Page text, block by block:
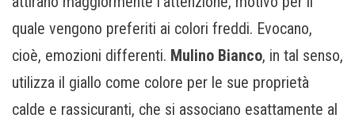
quale vengono preferiti ai colori freddi. Evocano,
cioè, emozioni differenti. Mulino Bianco, in tal senso,
utilizza il giallo come colore per le sue proprietà
calde e rassicuranti, che si associano esattamente al